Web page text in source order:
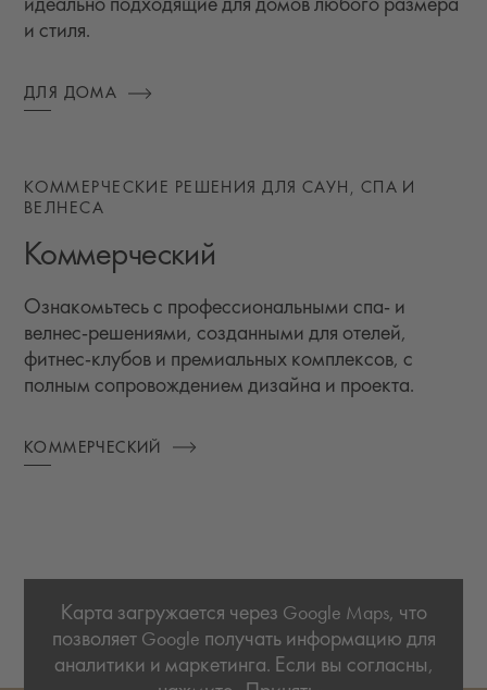
идеально подходящие для домов любого размера
и стиля.
ДЛЯ ДОМА
КОММЕРЧЕСКИЕ РЕШЕНИЯ ДЛЯ САУН, СПА И
ВЕЛНЕСА
Коммерческий
Ознакомьтесь с профессиональными спа‑ и
велнес‑решениями, созданными для отелей,
фитнес‑клубов и премиальных комплексов, с
полным сопровождением дизайна и проекта.
КОММЕРЧЕСКИЙ
Карта загружается через Google Maps, что
позволяет Google получать информацию для
аналитики и маркетинга. Если вы согласны,